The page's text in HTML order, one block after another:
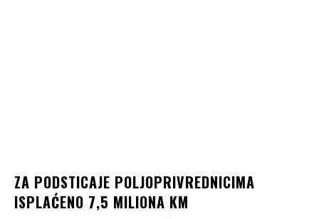
ZA PODSTICAJE POLJOPRIVREDNICIMA
ISPLAĆENO 7,5 MILIONA KM